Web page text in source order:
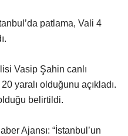
patlama, Vali 4
Vasip Şahin canlı
yaralı olduğunu açıkladı.
belirtildi.
Ajansı: “İstanbul’un